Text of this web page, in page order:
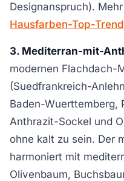
Designanspruch).
Hausfarben-Top-
3. Mediterran-mit-
modernen Flachdach-
(Suedfrankreich-
Baden-Wuerttemberg,
Anthrazit-Sockel und
ohne kalt zu sein. Der
harmoniert mit
Olivenbaum,